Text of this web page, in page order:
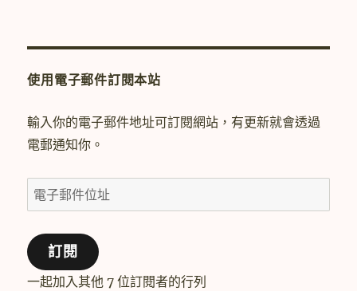
使用電子郵件訂閱本站
輸入你的電子郵件地址可訂閱網站，有更新就會透過
電郵通知你。
電
子
郵
件
位
訂閱
一起加入其他 7 位訂閱者的行列